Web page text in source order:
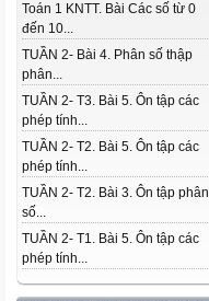
Toán 1 KNTT. Bài Các số từ 0
đến 10...
TUẦN 2- Bài 4. Phân số thập
phân...
TUẦN 2- T3. Bài 5. Ôn tập các
phép tính...
TUẦN 2- T2. Bài 5. Ôn tập các
phép tính...
TUẦN 2- T2. Bài 3. Ôn tập phân
số...
TUẦN 2- T1. Bài 5. Ôn tập các
phép tính...